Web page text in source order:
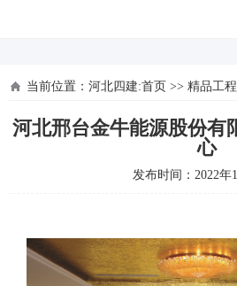
当前位置： 河北四建:首页 >> 精品工程
河北邢台金牛能源股份有
心
发布时间：2022年